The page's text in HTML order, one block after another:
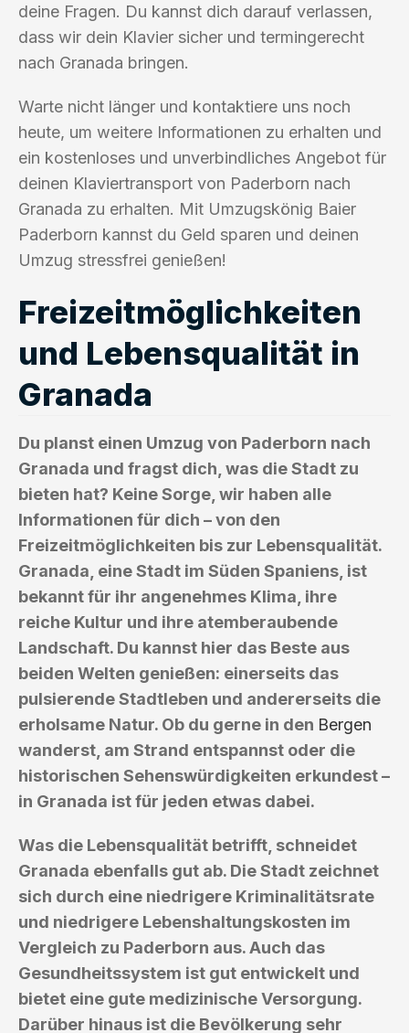
deine Fragen. Du kannst dich darauf verlassen,
dass wir dein Klavier sicher und termingerecht
nach Granada bringen.
Warte nicht länger und kontaktiere uns noch
heute, um weitere Informationen zu erhalten und
ein kostenloses und unverbindliches Angebot für
deinen Klaviertransport von Paderborn nach
Granada zu erhalten. Mit Umzugskönig Baier
Paderborn kannst du Geld sparen und deinen
Umzug stressfrei genießen!
Freizeitmöglichkeiten
und Lebensqualität in
Granada
Du planst einen Umzug von Paderborn nach
Granada und fragst dich, was die Stadt zu
bieten hat? Keine Sorge, wir haben alle
Informationen für dich – von den
Freizeitmöglichkeiten bis zur Lebensqualität.
Granada, eine Stadt im Süden Spaniens, ist
bekannt für ihr angenehmes Klima, ihre
reiche Kultur und ihre atemberaubende
Landschaft. Du kannst hier das Beste aus
beiden Welten genießen: einerseits das
pulsierende Stadtleben und andererseits die
erholsame Natur. Ob du gerne in den Bergen
wanderst, am Strand entspannst oder die
historischen Sehenswürdigkeiten erkundest –
in Granada ist für jeden etwas dabei.
Was die Lebensqualität betrifft, schneidet
Granada ebenfalls gut ab. Die Stadt zeichnet
sich durch eine niedrigere Kriminalitätsrate
und niedrigere Lebenshaltungskosten im
Vergleich zu Paderborn aus. Auch das
Gesundheitssystem ist gut entwickelt und
bietet eine gute medizinische Versorgung.
Darüber hinaus ist die Bevölkerung sehr